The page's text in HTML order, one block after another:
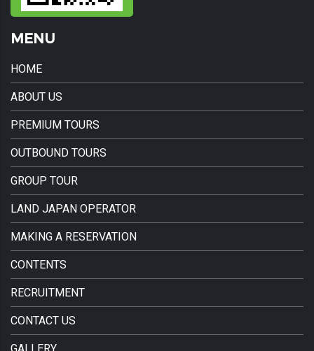
MENU
HOME
ABOUT US
PREMIUM TOURS
OUTBOUND TOURS
GROUP TOUR
LAND JAPAN OPERATOR
MAKING A RESERVATION
CONTENTS
RECRUITMENT
CONTACT US